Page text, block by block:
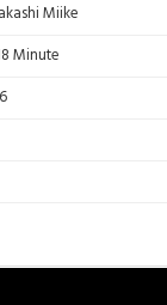
Miike
Minute